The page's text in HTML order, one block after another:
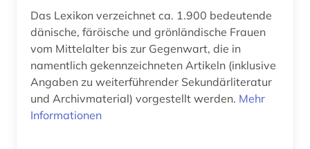
botanik (2)
brake (1)
brandenburg (2)
braunschweig (1)
Das Lexikon verzeichnet ca. 1.900 bedeutende
dänische, färöische und grönländische Frauen
vom Mittelalter bis zur Gegenwart, die in
namentlich gekennzeichneten Artikeln (inklusive
Angaben zu weiterführender Sekundärliteratur
und Archivmaterial) vorgestellt werden. Mehr
Informationen